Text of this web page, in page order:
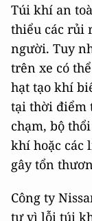
Túi khí an
thiểu các rủi
người. Tuy
trên xe có
hạt tạo khí
tại thời điểm
chạm, bộ
khí hoặc các
gây tổn
Công ty
tự vì lỗi túi